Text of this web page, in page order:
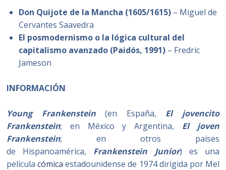
Don Quijote de la Mancha​ (1605/1615) – Miguel de
Cervantes Saavedra
El posmodernismo o la lógica cultural del
capitalismo avanzado (Paidós, 1991) – Fredric
Jameson
INFORMACIÓN
Young Frankenstein(en España, El jovencito
Frankenstein; en México y Argentina, El joven
Frankenstein; en otros países
de Hispanoamérica, Frankenstein Junior) es una
películacómica estadounidense de 1974 dirigida por Mel